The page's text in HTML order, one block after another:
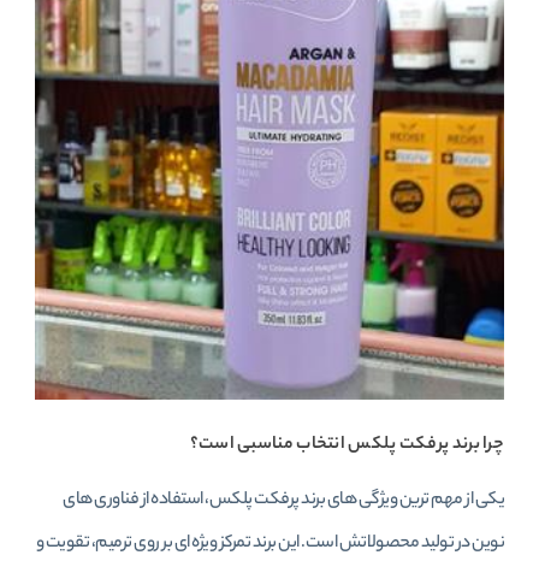
چرا برند پرفکت پلکس انتخاب مناسبی است؟
یکی از مهم‌ ترین ویژگی‌ های برند پرفکت پلکس، استفاده از فناوری‌ های
نوین در تولید محصولاتش است. این برند تمرکز ویژه‌ ای بر روی ترمیم، تقویت و